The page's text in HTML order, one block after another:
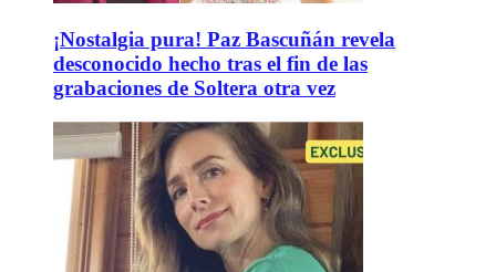
¡Nostalgia pura! Paz Bascuñán revela
desconocido hecho tras el fin de las
grabaciones de Soltera otra vez